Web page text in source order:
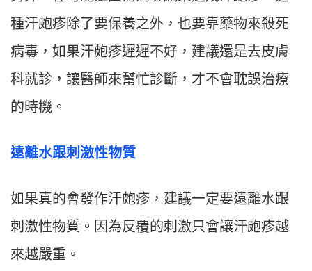
種汗皰疹除了要保養之外，也要靠藥物來殺死
病毒，如果汗皰疹遲遲不好，建議還是去皮膚
科就診，讓醫師來幫忙診斷，才不會耽誤治療
的時機。
遠離水跟刺激性物質
如果真的會發作汗皰疹，建議一定要遠離水跟
刺激性物質。因為反覆的刺激只會讓汗皰疹越
來越嚴重。